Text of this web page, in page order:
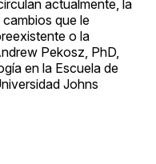
actualmente, la
cambios que le
o la
Pekosz, PhD,
en la Escuela de
Johns